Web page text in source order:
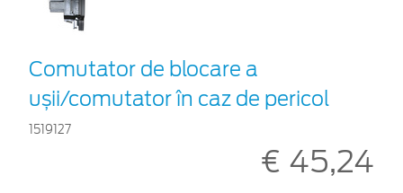
Comutator de blocare a
ușii/comutator în caz de pericol
1519127
€ 45,24